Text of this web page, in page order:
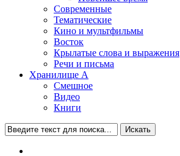
Современные
Тематические
Кино и мультфильмы
Восток
Крылатые слова и выражения
Речи и письма
Хранилище А
Смешное
Видео
Книги
Искать